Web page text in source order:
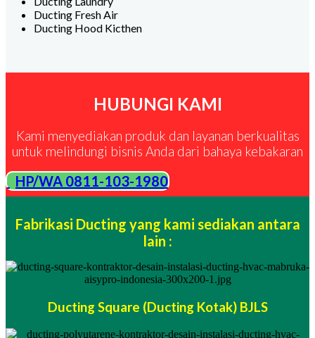
Ducting Fresh Air
Ducting Hood Kicthen
HUBUNGI KAMI
Kami menyediakan produk dan layanan berkualitas
untuk melindungi bisnis Anda dari bahaya kebakaran
HP/WA 0811-103-1980
Fabrikasi Ducting yang kami sediakan antara
lain :
Ducting Square (Ducting Kotak) BJLS